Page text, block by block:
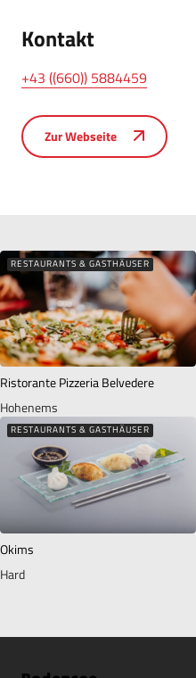
Kontakt
+43 ((660)) 5884459
Zur Webseite
RESTAURANTS & GASTHÄUSER
Ristorante Pizzeria Belvedere
Hohenems
RESTAURANTS & GASTHÄUSER
Okims
Hard